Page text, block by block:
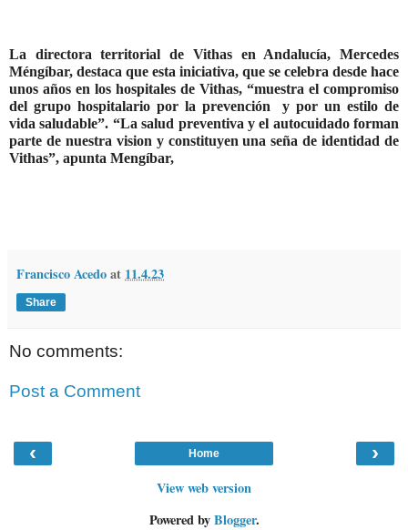
La directora territorial de Vithas en Andalucía, Mercedes
Méngíbar, destaca que esta iniciativa, que se celebra desde hace
unos años en los hospitales de Vithas, “muestra el compromiso
del grupo hospitalario por la prevención y por un estilo de
vida saludable”. “La salud preventiva y el autocuidado forman
parte de nuestra vision y constituyen una seña de identidad de
Vithas”, apunta Mengíbar,
Francisco Acedoat 11.4.23
Share
No comments:
Post a Comment
‹ ›
Home
View web version
Powered byBlogger.